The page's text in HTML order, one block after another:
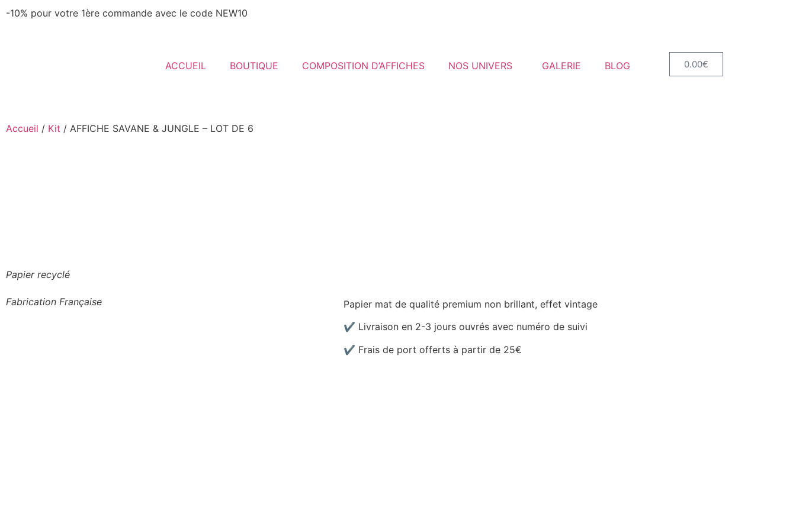
-10% pour votre 1ère commande avec le code NEW10
ACCUEIL BOUTIQUE COMPOSITION D’AFFICHES NOS UNIVERS GALERIE BLOG 0.00€
Accueil / Kit / AFFICHE SAVANE & JUNGLE – LOT DE 6
Papier recyclé
Fabrication Française
Papier mat de qualité premium non brillant, effet vintage
✔ Livraison en 2-3 jours ouvrés avec numéro de suivi
✔ Frais de port offerts à partir de 25€